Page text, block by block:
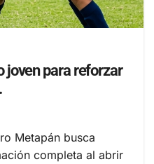
joven para reforzar
Metapán busca
completa al abrir